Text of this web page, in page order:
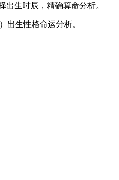
生时辰，精确算命分析。
出生性格命运分析。